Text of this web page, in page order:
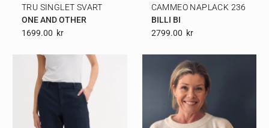
TRU SINGLET SVART
ONE AND OTHER
1699.00 Kr
CAMMEO NAPLACK 236
BILLI BI
2799.00 Kr